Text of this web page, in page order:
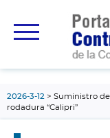
principal
2026-3-12
Suministro
rodadura “Calipri”